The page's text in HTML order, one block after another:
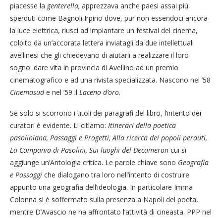
piacesse la genterella, apprezzava anche paesi assai più
sperduti come Bagnoli Irpino dove, pur non essendoci ancora
la luce elettrica, riuscì ad impiantare un festival del cinema,
colpito da un’accorata lettera inviatagli da due intellettuali
avellinesi che gli chiedevano di aiutarli a realizzare il loro
sogno: dare vita in provincia di Avellino ad un premio
cinematografico e ad una rivista specializzata. Nascono nel ’58
Cinemasude nel ’59 il Laceno d’oro.
Se solo si scorrono i titoli dei paragrafi del libro, l’intento dei
curatori è evidente. Li citiamo: Itinerari della poetica
pasoliniana, Passaggi e Progetti, Alla ricerca dei popoli perduti,
La Campania di Pasolini, Sui luoghi del Decameron cui si
aggiunge un’Antologia critica. Le parole chiave sono Geografia
e Passaggi che dialogano tra loro nell’intento di costruire
appunto una geografia dell’ideologia. In particolare Imma
Colonna si è soffermato sulla presenza a Napoli del poeta,
mentre D’Avascio ne ha affrontato l’attività di cineasta. PPP nel